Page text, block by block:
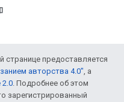
странице предоставляется
авторства 4.0", а
2.0. Подробнее об этом
зарегистрированный